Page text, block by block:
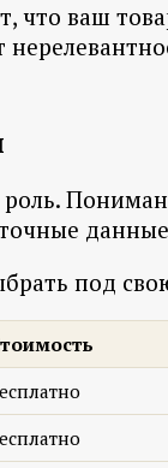
что ваш
под